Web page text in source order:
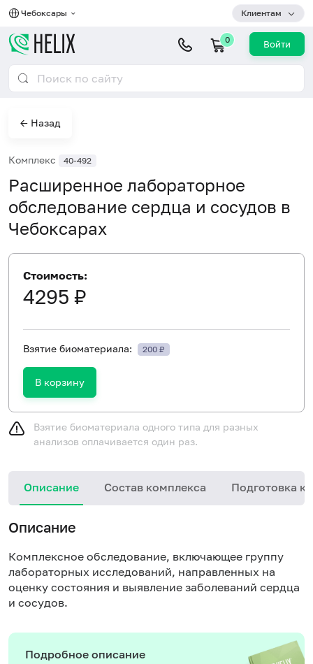
Чебоксары Клиентам
0 Войти
← Назад
Комплекс 40-492
Расширенное лабораторное
обследование сердца и сосудов в
Чебоксарах
Стоимость:
4295 ₽
Взятие биоматериала: 200 ₽
В корзину
Взятие биоматериала одного типа для разных
анализов оплачивается один раз.
Описание Состав комплекса Подготовка к
Описание
Комплексное обследование, включающее группу
лабораторных исследований, направленных на
оценку состояния и выявление заболеваний сердца
и сосудов.
Подробное описание